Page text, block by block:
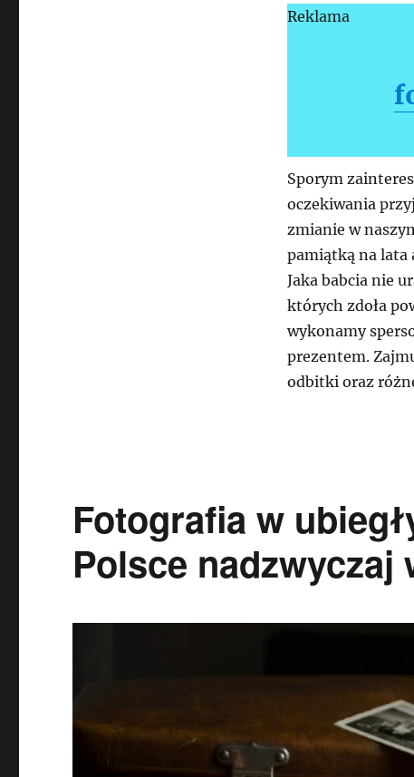
Reklama
Sporym
oczekiwania
zmianie w
pamiątką na lata
Jaka babcia nie
których zdoła
wykonamy
prezentem.
odbitki oraz
Fotografia w
Polsce nadzwyczaj